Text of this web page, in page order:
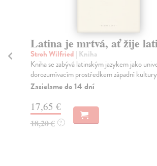
ať žije latina!
jazykem jako univerzálně
západní kultury po více...
Jazyky
Kniha